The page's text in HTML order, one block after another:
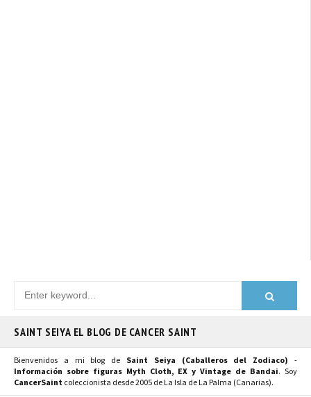
SAINT SEIYA EL BLOG DE CANCER SAINT
Bienvenidos a mi blog de Saint Seiya (Caballeros del Zodiaco) -
Información sobre figuras Myth Cloth, EX y Vintage de Bandai. Soy
CancerSaint coleccionista desde 2005 de La Isla de La Palma (Canarias).